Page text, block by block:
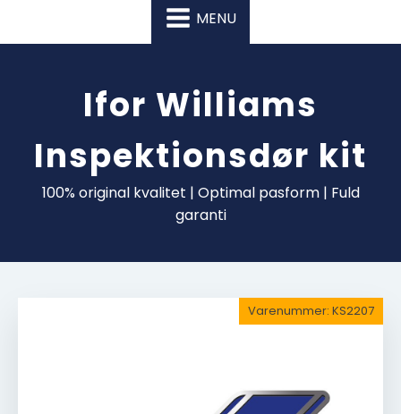
MENU
Ifor Williams
Inspektionsdør kit
100% original kvalitet | Optimal pasform | Fuld
garanti
Varenummer: KS2207